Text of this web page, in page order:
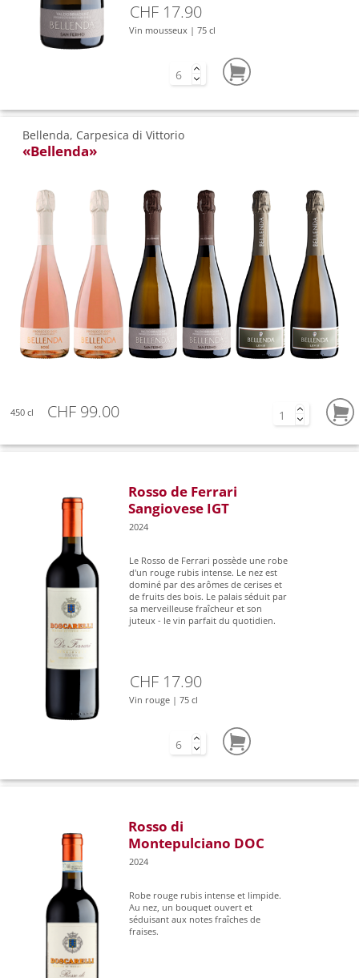
CHF 17.90
Vin mousseux | 75 cl
Bellenda, Carpesica di Vittorio
«Bellenda»
450 cl CHF 99.00
Rosso de Ferrari
Sangiovese IGT
2024
Le Rosso de Ferrari possède une robe
d'un rouge rubis intense. Le nez est
dominé par des arômes de cerises et
de fruits des bois. Le palais séduit par
sa merveilleuse fraîcheur et son
juteux - le vin parfait du quotidien.
CHF 17.90
Vin rouge | 75 cl
Rosso di
Montepulciano DOC
2024
Robe rouge rubis intense et limpide.
Au nez, un bouquet ouvert et
séduisant aux notes fraîches de
fraises.